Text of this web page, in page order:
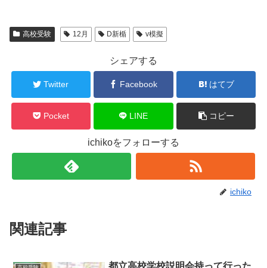
高校受験 12月 D新楯 v模擬
シェアする
Twitter Facebook はてブ
Pocket LINE コピー
ichikoをフォローする
ichiko
関連記事
都立高校学校説明会持って行った